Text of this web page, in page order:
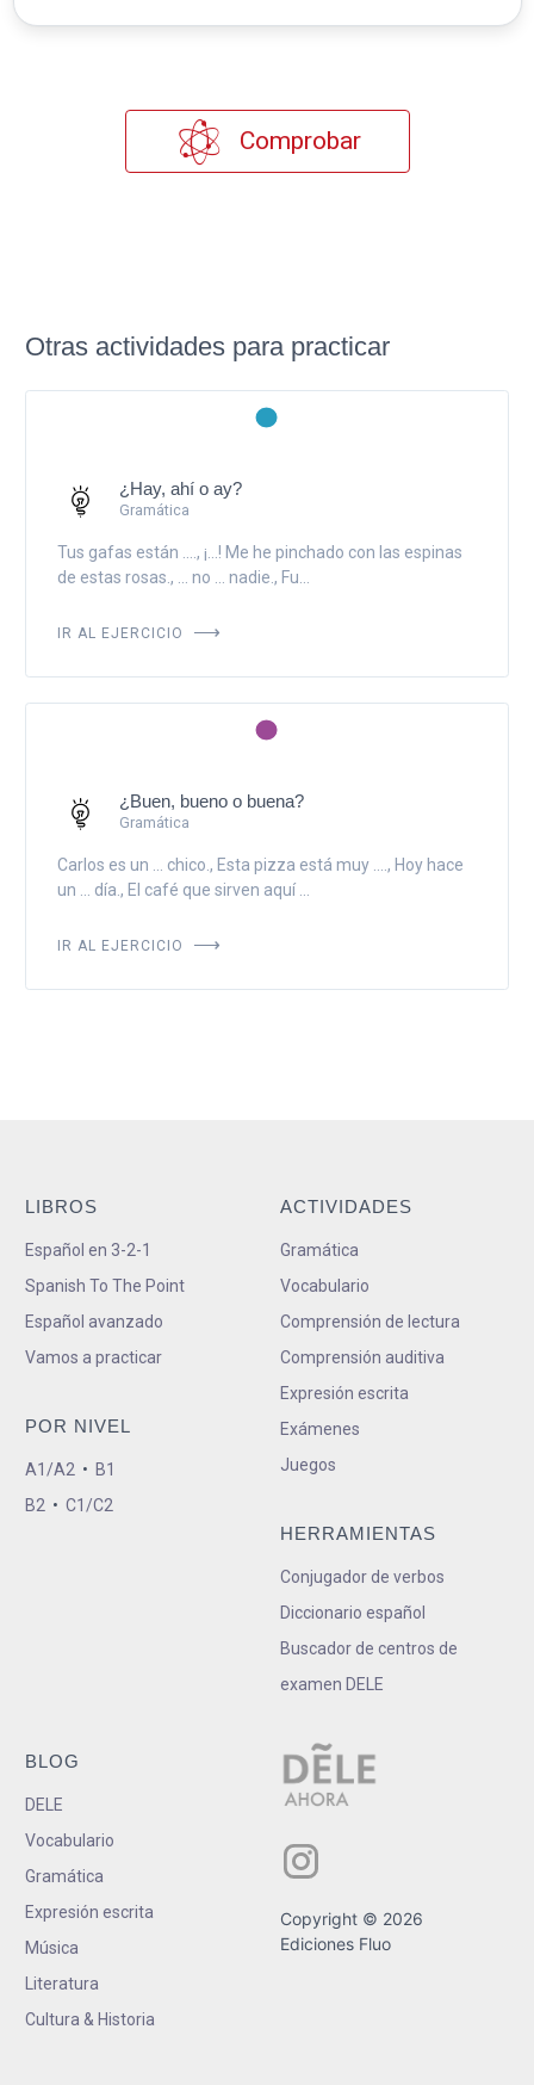
Comprobar
Otras actividades para practicar
¿Hay, ahí o ay?
Gramática
Tus gafas están ...., ¡...! Me he pinchado con las espinas
de estas rosas., ... no ... nadie., Fu...
IR AL EJERCICIO
¿Buen, bueno o buena?
Gramática
Carlos es un ... chico., Esta pizza está muy ...., Hoy hace
un ... día., El café que sirven aquí ...
IR AL EJERCICIO
LIBROS
Español en 3-2-1
Spanish To The Point
Español avanzado
Vamos a practicar
POR NIVEL
A1/A2 • B1
B2 • C1/C2
ACTIVIDADES
Gramática
Vocabulario
Comprensión de lectura
Comprensión auditiva
Expresión escrita
Exámenes
Juegos
HERRAMIENTAS
Conjugador de verbos
Diccionario español
Buscador de centros de
examen DELE
BLOG
DELE
Vocabulario
Gramática
Expresión escrita
Música
Literatura
Cultura & Historia
Copyright © 2026
Ediciones Fluo